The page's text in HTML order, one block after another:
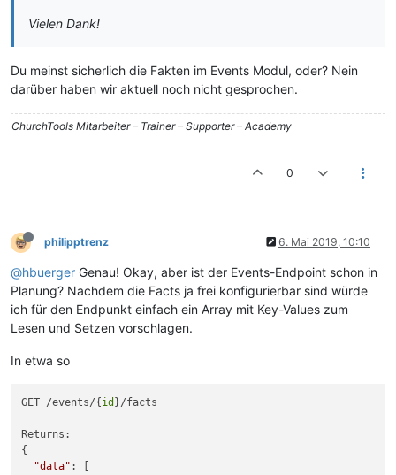
Vielen Dank!
Du meinst sicherlich die Fakten im Events Modul, oder? Nein
darüber haben wir aktuell noch nicht gesprochen.
ChurchTools Mitarbeiter – Trainer – Supporter – Academy
0
philipptrenz 6. Mai 2019, 10:10
@hbuerger Genau! Okay, aber ist der Events-Endpoint schon in
Planung? Nachdem die Facts ja frei konfigurierbar sind würde
ich für den Endpunkt einfach ein Array mit Key-Values zum
Lesen und Setzen vorschlagen.
In etwa so
GET /events/{ id }/facts
Returns:
{
"data" : [